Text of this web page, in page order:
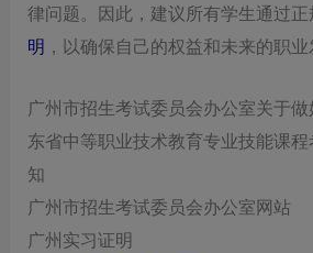
律问题。因此，建议所有学生通过
明 ，以确保自己的权益和未来的职业
广州市招生考试委员会办公室关于
东省中等职业技术教育专业技能课
知
广州市招生考试委员会办公室网站
广州实习证明